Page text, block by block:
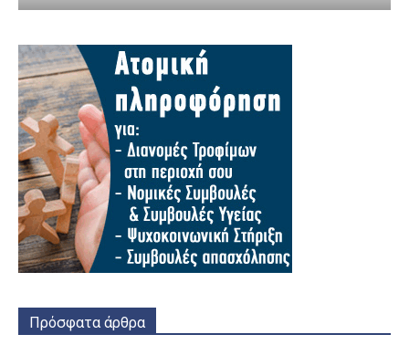
Πρόσφατα άρθρα